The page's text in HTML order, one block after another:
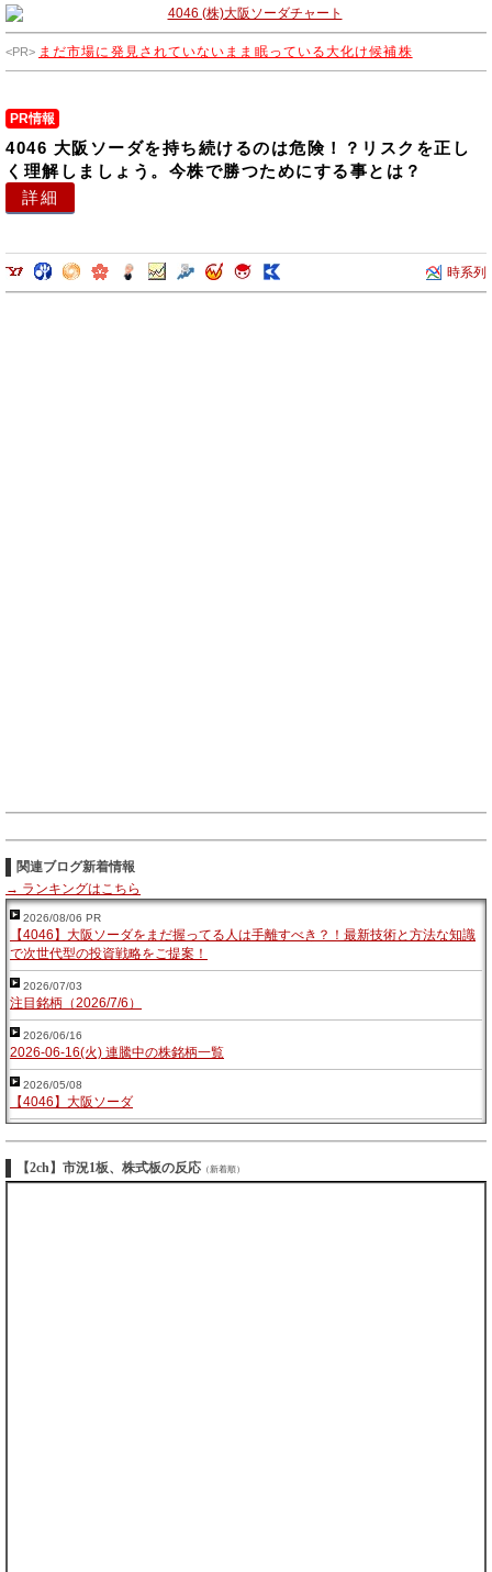
業では、塗料原料、接着剤原料、感光性樹脂、耐色材、ダップ加工材、
住宅関連製品の仕入・販売、化成品等の販売・輸送・保管を行っており
ます。まだ市場に発見されていないまま眠っている大化け候補株
PR情報
4046 大阪ソーダを持ち続けるのは危険！？リスクを正し
く理解しましょう。今株で勝つためにする事とは？
詳細
時系列
関連ブログ新着情報
→ ランキングはこちら
2026/08/06 PR
【4046】大阪ソーダをまだ握ってる人は手離すべき？！最新技術と方法な知識
で次世代型の投資戦略をご提案！
2026/07/03
注目銘柄（2026/7/6）
2026/06/16
2026-06-16(火) 連騰中の株銘柄一覧
2026/05/08
【4046】大阪ソーダ
【2ch】市況1板、株式板の反応 （新着順）